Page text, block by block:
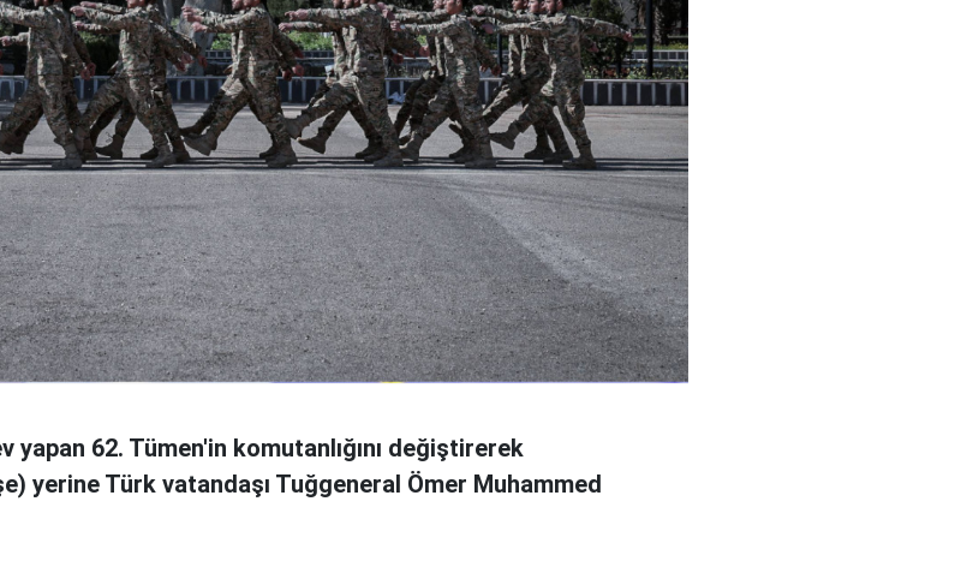
yapan 62. Tümen'in komutanlığını değiştirerek
yerine Türk vatandaşı Tuğgeneral Ömer Muhammed